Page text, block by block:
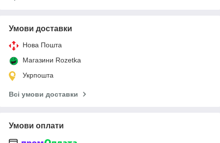
Умови доставки
Нова Пошта
Магазини Rozetka
Укрпошта
Всі умови доставки
Умови оплати